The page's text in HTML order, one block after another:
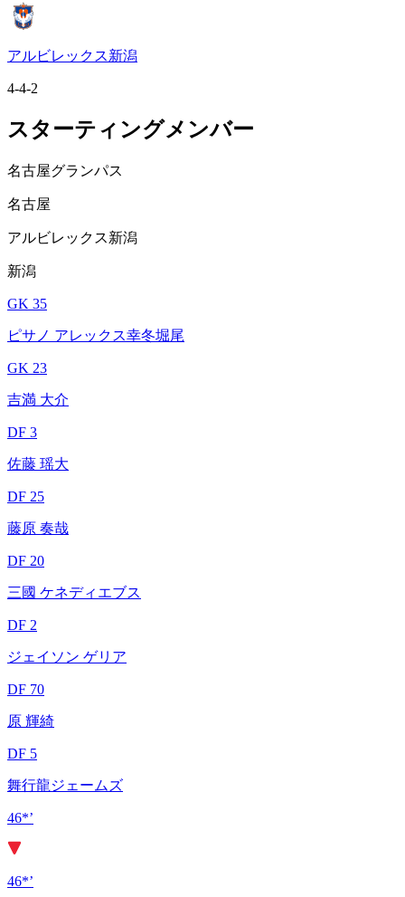
アルビレックス新潟
4-4-2
スターティングメンバー
名古屋グランパス
名古屋
アルビレックス新潟
新潟
GK 35
ピサノ アレックス幸冬堀尾
GK 23
吉満 大介
DF 3
佐藤 瑶大
DF 25
藤原 奏哉
DF 20
三國 ケネディエブス
DF 2
ジェイソン ゲリア
DF 70
原 輝綺
DF 5
舞行龍ジェームズ
46*’
46*’